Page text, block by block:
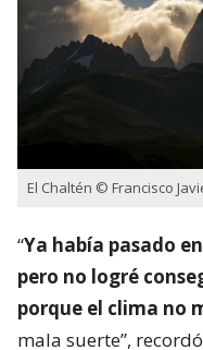
El Chaltén © Francisco
“Ya había pasado
pero no logré
porque el clima no
mala suerte”,